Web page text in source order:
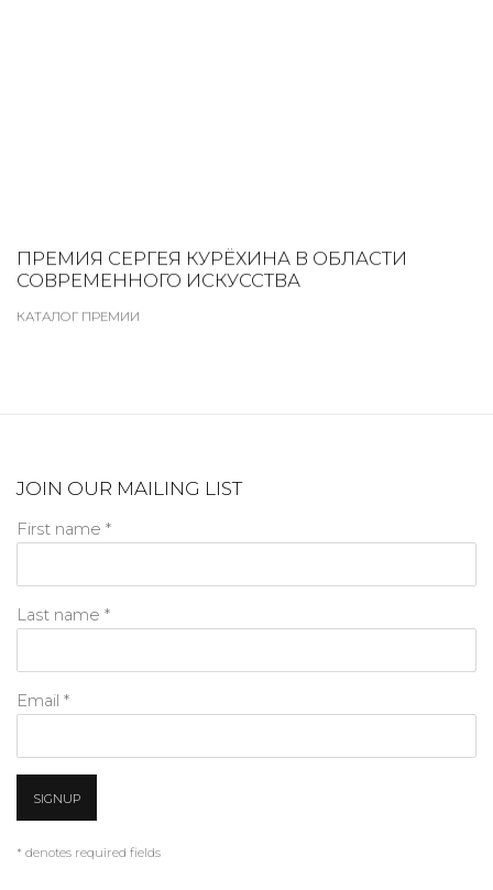
ПРЕМИЯ СЕРГЕЯ КУРЁХИНА В ОБЛАСТИ
СОВРЕМЕННОГО ИСКУССТВА
КАТАЛОГ ПРЕМИИ
JOIN OUR MAILING LIST
First name *
Last name *
Email *
SIGNUP
* denotes required fields